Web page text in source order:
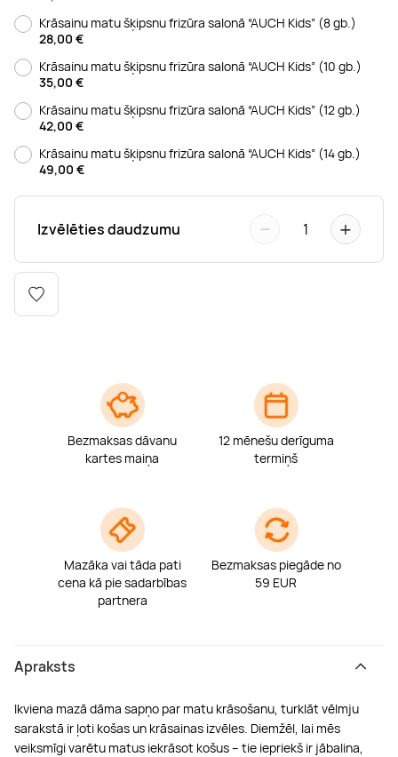
Kērlings
Kikbokss
Vindsērfings
Kaitbords
Deju nodarbības
Deguna un Nabas pīrsings
Ausu caurduršana
Krāsainu matu šķipsnu frizūra salonā “AUCH Kids” (8 gb.)
28,00 €
Krāsainu matu šķipsnu frizūra salonā “AUCH Kids” (10 gb.)
35,00 €
Krāsainu matu šķipsnu frizūra salonā “AUCH Kids” (12 gb.)
42,00 €
Krāsainu matu šķipsnu frizūra salonā “AUCH Kids” (14 gb.)
49,00 €
Izvēlēties daudzumu − 1 +
Bezmaksas dāvanu
kartes maiņa
12 mēnešu derīguma
termiņš
Mazāka vai tāda pati
cena kā pie sadarbības
partnera
Bezmaksas piegāde no
59 EUR
Apraksts
Ikviena mazā dāma sapņo par matu krāsošanu, turklāt vēlmju
sarakstā ir ļoti košas un krāsainas izvēles. Diemžēl, lai mēs
veiksmīgi varētu matus iekrāsot košus – tie iepriekš ir jābalina,